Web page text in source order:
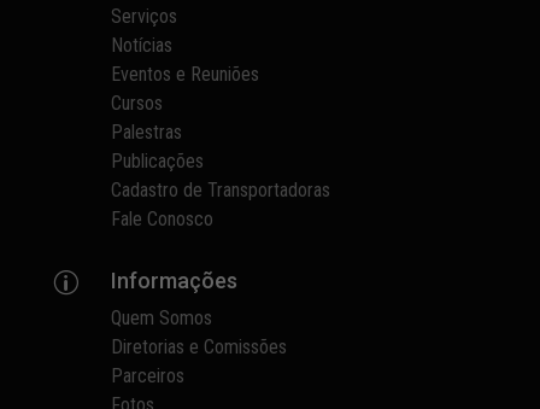
Serviços
Notícias
Eventos e Reuniões
Cursos
Palestras
Publicações
Cadastro de Transportadoras
Fale Conosco
p Informações
Quem Somos
Diretorias e Comissões
Parceiros